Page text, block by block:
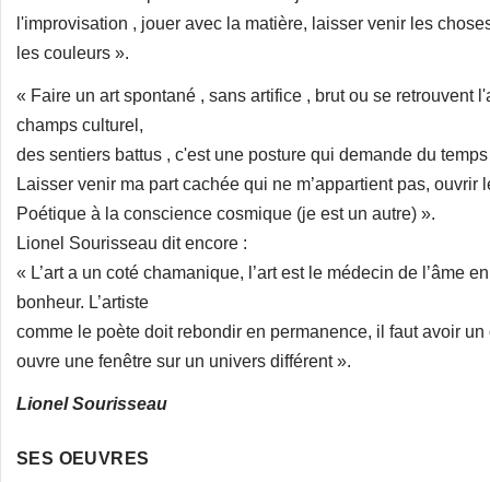
l'improvisation , jouer avec la matière, laisser venir les
les couleurs ».
« Faire un art spontané , sans artifice , brut ou se retrouvent
champs culturel,
des sentiers battus , c'est une posture qui demande du
Laisser venir ma part cachée qui ne m’appartient pas, ouvrir
Poétique à la conscience cosmique (je est un autre) ».
Lionel Sourisseau dit encore :
« L’art a un coté chamanique, l’art est le médecin de l’âme
bonheur. L’artiste
comme le poète doit rebondir en permanence, il faut avoir
ouvre une fenêtre sur un univers différent ».
Lionel Sourisseau
SES OEUVRES